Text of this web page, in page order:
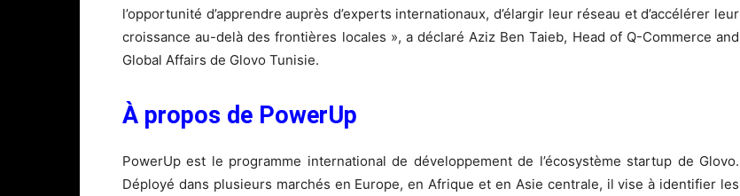
l’opportunité d’apprendre auprès d’experts internationaux, d’élargir leur réseau et d’accélérer leur
croissance au-delà des frontières locales », a déclaré Aziz Ben Taieb, Head of Q-Commerce and
Global Affairs de Glovo Tunisie.
À propos de PowerUp
PowerUp est le programme international de développement de l’écosystème startup de Glovo.
Déployé dans plusieurs marchés en Europe, en Afrique et en Asie centrale, il vise à identifier les